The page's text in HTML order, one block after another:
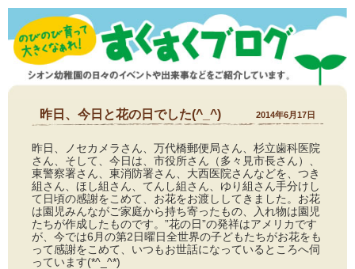
昨日、今日と花の日でした(^_^) 2014年6月17日
昨日、ノセカメラさん、万代橋郵便局さん、杉立歯科医院
さん、そして、今日は、市役所さん（多々見市長さん）、
東警察署さん、東消防署さん、大西医院さんなどを、つき
組さん、ほし組さん、てんし組さん、ゆり組さん手分けし
て日頃の感謝をこめて、お花をお渡ししてきました。お花
は園児みんながご家庭から持ち寄ったもの、入れ物は園児
たちが作成したものです。”花の日”の発祥はアメリカです
が、今では6月の第2日曜日全世界の子どもたちがお花をも
って感謝をこめて、いつもお世話になっているところへ伺
っています(*^_^*)